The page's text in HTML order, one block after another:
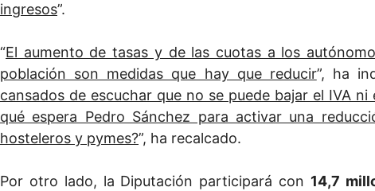
ingresos”.
“El aumento de tasas y de las cuotas a los
población son medidas que hay que reducir”, ha
cansados de escuchar que no se puede bajar el IVA
qué espera Pedro Sánchez para activar una
hosteleros y pymes?”, ha recalcado.
Por otro lado, la Diputación participará con 14,7